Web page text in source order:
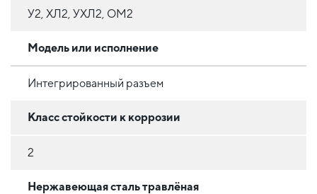
У2, ХЛ2, УХЛ2, ОМ2
Модель или исполнение
Интегрированный разъем
Класс стойкости к коррозии
2
Нержавеющая сталь травлёная